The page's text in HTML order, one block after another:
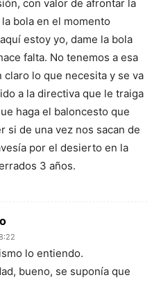
con valor de afrontar la
bola en el momento
estoy yo, dame la bola
falta. No tenemos a esa
claro lo que necesita y se va
a la directiva que le traiga
haga el baloncesto que
si de una vez nos sacan de
por el desierto en la
3 años.
lo entiendo.
bueno, se suponía que